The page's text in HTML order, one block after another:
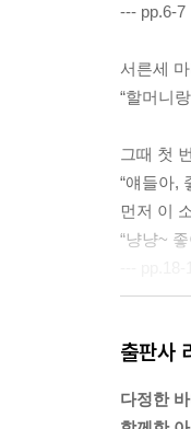
--- pp.6-7
서른세
“할머니
그때 첫
“얘들아,
먼저 이
“냥냥~ 좋
“이게 무
“여기,
출판사
다정한